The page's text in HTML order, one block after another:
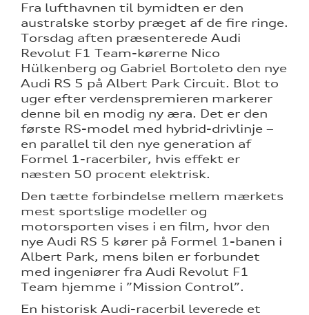
Fra lufthavnen til bymidten er den
australske storby præget af de fire ringe.
Torsdag aften præsenterede Audi
Revolut F1 Team-kørerne Nico
Hülkenberg og Gabriel Bortoleto den nye
Audi RS 5 på Albert Park Circuit. Blot to
uger efter verdenspremieren markerer
denne bil en modig ny æra. Det er den
første RS-model med hybrid-drivlinje –
en parallel til den nye generation af
Formel 1-racerbiler, hvis effekt er
næsten 50 procent elektrisk.
Den tætte forbindelse mellem mærkets
mest sportslige modeller og
motorsporten vises i en film, hvor den
nye Audi RS 5 kører på Formel 1-banen i
Albert Park, mens bilen er forbundet
med ingeniører fra Audi Revolut F1
Team hjemme i ”Mission Control”.
En historisk Audi-racerbil leverede et